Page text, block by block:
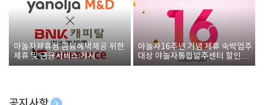
야놀자제휴점 금융혜택제공 위한
제휴 및 금융서비스 게시
야놀자16주년 기념 제휴 숙박업주
대상 야놀자통합발주센터 할인쿠
폰 증정